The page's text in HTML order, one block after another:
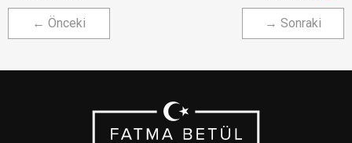
← Önceki → Sonraki